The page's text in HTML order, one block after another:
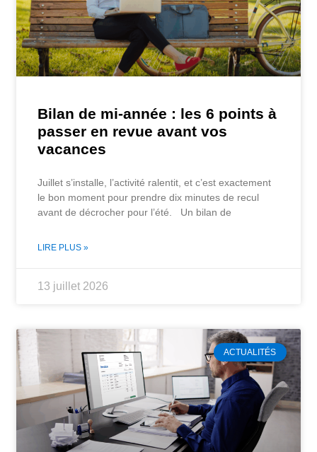
Bilan de mi-année : les 6 points à
passer en revue avant vos
vacances
Juillet s’installe, l’activité ralentit, et c’est exactement
le bon moment pour prendre dix minutes de recul
avant de décrocher pour l’été. Un bilan de
LIRE PLUS »
13 juillet 2026
ACTUALITÉS